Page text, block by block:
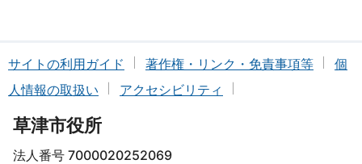
サイトの利用ガイド 著作権・リンク・免責事項等
個
人情報の取扱い
アクセシビリティ
草津市役所
法人番号 7000020252069